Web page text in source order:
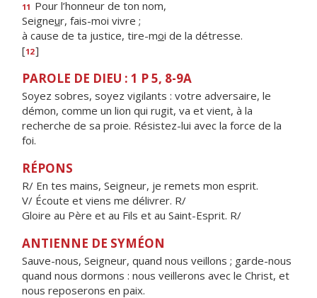
11 Pour l’honneur de ton nom,
Seigneur, fais-moi vivre ;
à cause de ta justice, tire-moi de la détresse.
[12]
PAROLE DE DIEU : 1 P 5, 8-9A
Soyez sobres, soyez vigilants : votre adversaire, le
démon, comme un lion qui rugit, va et vient, à la
recherche de sa proie. Résistez-lui avec la force de la
foi.
RÉPONS
R/ En tes mains, Seigneur, je remets mon esprit.
V/ Écoute et viens me délivrer. R/
Gloire au Père et au Fils et au Saint-Esprit. R/
ANTIENNE DE SYMÉON
Sauve-nous, Seigneur, quand nous veillons ; garde-nous
quand nous dormons : nous veillerons avec le Christ, et
nous reposerons en paix.